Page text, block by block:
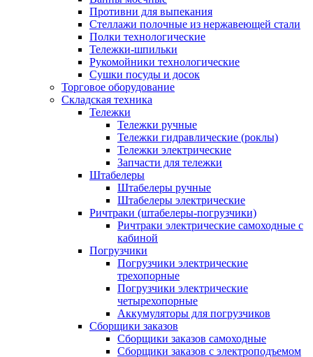
Противни для выпекания
Стеллажи полочные из нержавеющей стали
Полки технологические
Тележки-шпильки
Рукомойники технологические
Сушки посуды и досок
Торговое оборудование
Складская техника
Тележки
Тележки ручные
Тележки гидравлические (роклы)
Тележки электрические
Запчасти для тележки
Штабелеры
Штабелеры ручные
Штабелеры электрические
Ричтраки (штабелеры-погрузчики)
Ричтраки электрические самоходные с
кабиной
Погрузчики
Погрузчики электрические
трехопорные
Погрузчики электрические
четырехопорные
Аккумуляторы для погрузчиков
Сборщики заказов
Сборщики заказов самоходные
Сборщики заказов с электроподъемом